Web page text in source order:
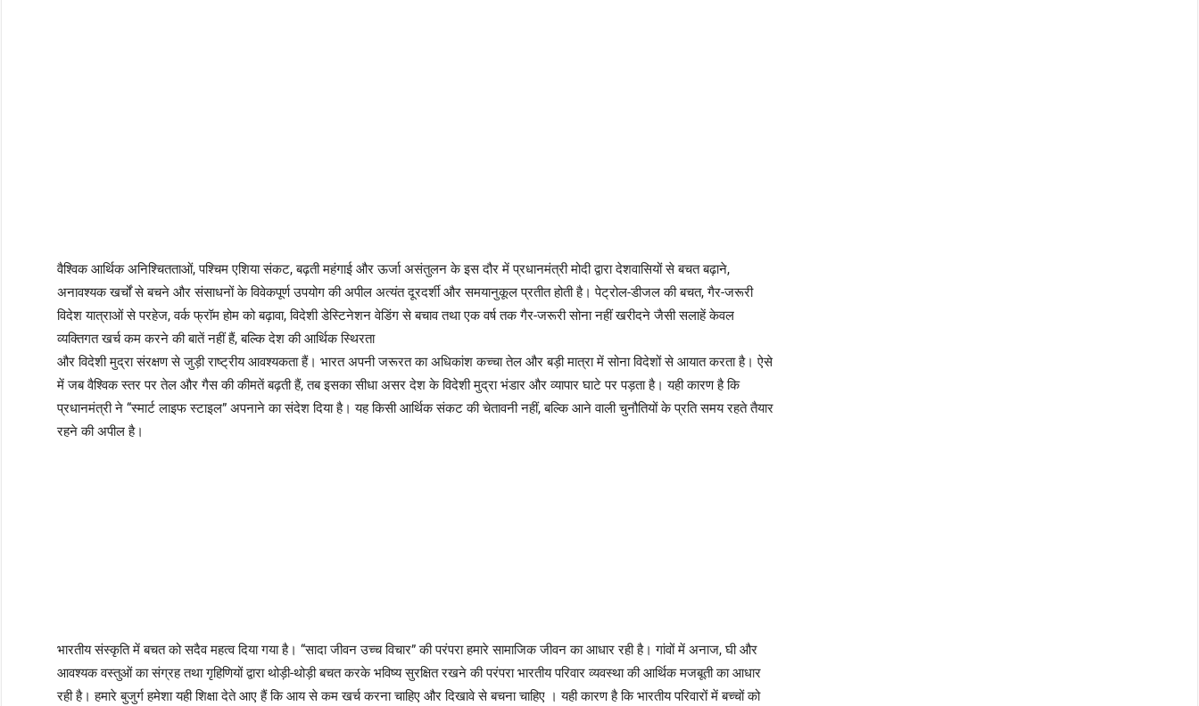
वैश्विक आर्थिक अनिश्चितताओं, पश्चिम एशिया संकट, बढ़ती महंगाई और ऊर्जा असंतुलन के इस दौर में प्रधानमंत्री मोदी द्वारा देशवासियों से बचत बढ़ाने,
अनावश्यक खर्चों से बचने और संसाधनों के विवेकपूर्ण उपयोग की अपील अत्यंत दूरदर्शी और समयानुकूल प्रतीत होती है। पेट्रोल-डीजल की बचत, गैर-जरूरी
विदेश यात्राओं से परहेज, वर्क फ्रॉम होम को बढ़ावा, विदेशी डेस्टिनेशन वेडिंग से बचाव तथा एक वर्ष तक गैर-जरूरी सोना नहीं खरीदने जैसी सलाहें केवल
व्यक्तिगत खर्च कम करने की बातें नहीं हैं, बल्कि देश की आर्थिक स्थिरता
और विदेशी मुद्रा संरक्षण से जुड़ी राष्ट्रीय आवश्यकता हैं। भारत अपनी जरूरत का अधिकांश कच्चा तेल और बड़ी मात्रा में सोना विदेशों से आयात करता है। ऐसे
में जब वैश्विक स्तर पर तेल और गैस की कीमतें बढ़ती हैं, तब इसका सीधा असर देश के विदेशी मुद्रा भंडार और व्यापार घाटे पर पड़ता है। यही कारण है कि
प्रधानमंत्री ने “स्मार्ट लाइफ स्टाइल” अपनाने का संदेश दिया है। यह किसी आर्थिक संकट की चेतावनी नहीं, बल्कि आने वाली चुनौतियों के प्रति समय रहते तैयार
रहने की अपील है।
भारतीय संस्कृति में बचत को सदैव महत्व दिया गया है। “सादा जीवन उच्च विचार” की परंपरा हमारे सामाजिक जीवन का आधार रही है। गांवों में अनाज, घी और
आवश्यक वस्तुओं का संग्रह तथा गृहिणियों द्वारा थोड़ी-थोड़ी बचत करके भविष्य सुरक्षित रखने की परंपरा भारतीय परिवार व्यवस्था की आर्थिक मजबूती का आधार
रही है। हमारे बुजुर्ग हमेशा यही शिक्षा देते आए हैं कि आय से कम खर्च करना चाहिए और दिखावे से बचना चाहिए । यही कारण है कि भारतीय परिवारों में बच्चों को